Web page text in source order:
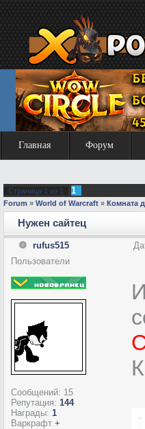
Главная Форум
Страница 1 из 1 1
Forum » World of Warcraft » Комната
Нужен сайтец
rufus515
Пользователи
Сообщений: 15
Репутация: 144
Награды: 1
Варкрафт +